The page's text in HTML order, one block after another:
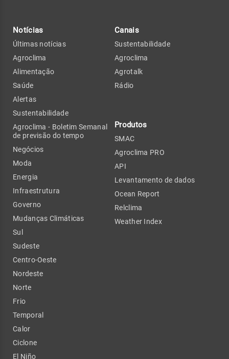
Notícias
Últimas notícias
Agroclima
Alimentação
Saúde
Alertas
Sustentabilidade
Agroclima - Boletim Semanal
de previsão do tempo
Negócios
Moda
Energia
Infraestrutura
Governo
Mudanças Climáticas
Sul
Sudeste
Centro-Oeste
Nordeste
Norte
Frio
Temporal
Calor
Ciclone
El Niño
Canais
Sustentabilidade
Agroclima
Agrotalk
Rádio
Produtos
SMAC
Agroclima PRO
API
Levantamento de dados
Ocean Report
Relclima
Weather Index